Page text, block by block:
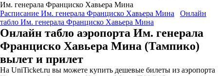
Им. генерала Франциско Хавьера Мина
Расписание Им. генерала Франциско Хавьера Мина
Онлайн
табло Им. генерала Франциско Хавьера Мина
Онлайн табло аэропорта Им. генерала
Франциско Хавьера Мина (Тампико)
вылет и прилет
На UniTicket.ru вы можете купить дешевые билеты из аэропорта